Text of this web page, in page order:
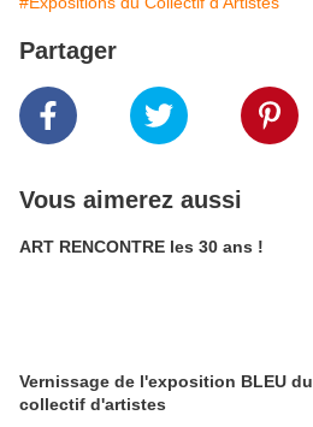
Partager
Vous aimerez aussi
ART RENCONTRE les 30 ans !
Vernissage de l'exposition BLEU du
collectif d'artistes